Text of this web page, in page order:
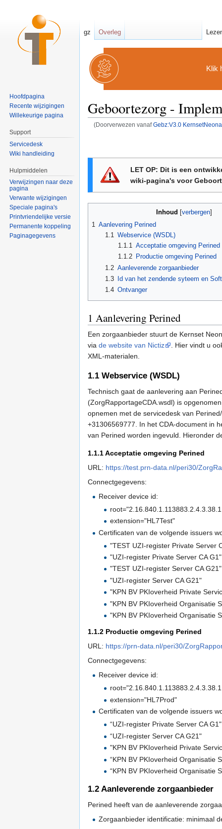
Klik
Geboortezorg -
(Doorverwezen vanafGebz:V3.0
LET OP: Dit is een
wiki-pagina's voor
Inhoud verbergen
1 Aanlevering Perined
1.1 Webservice (WSDL)
1.1.1 Acceptatie omgeving Perined
1.1.2 Productie omgeving Perined
1.2 Aanleverende zorgaanbieder
1.3
Id van het zendende syteem en
1.4 Ontvanger
1 Aanlevering Perined
Een zorgaanbieder stuurt de Kernset
via de website van Nictiz
. Hier vindt u
XML-materialen.
1.1 Webservice (WSDL)
Technisch gaat de aanlevering aan
(ZorgRapportageCDA.wsdl) is
opnemen met de servicedesk van
+31306569777. In het CDA-document in
van Perined worden ingevuld. Hieronder
1.1.1Acceptatie omgeving Perined
URL: https://test.prn-data.nl/peri30/
Connectgegevens:
Receiver device id:
extension="HL7Test"
Certificaten van de volgende issuers
"TEST UZI-register Private Server
"UZI-register Private Server CA G1"
"TEST UZI-register Server CA G21"
"UZI-register Server CA G21"
"KPN BV PKIoverheid Private
"KPN BV PKIoverheid Organisatie
"KPN BV PKIoverheid Organisatie
1.1.2 Productie omgeving Perined
URL: https://prn-data.nl/peri30/
Connectgegevens:
Receiver device id:
extension="HL7Prod"
Certificaten van de volgende issuers
“UZI-register Private Server CA G1"
“UZI-register Server CA G21"
"KPN BV PKIoverheid Private
“KPN BV PKIoverheid Organisatie
“KPN BV PKIoverheid Organisatie
1.2 Aanleverende zorgaanbieder
Perined heeft van de aanleverende
Zorgaanbieder identificatie: minimaal
gz Overleg
Hoofdpagina
Recente wijzigingen
Willekeurige pagina
Support
Servicedesk
Wiki handleiding
Hulpmiddelen
Verwijzingen naar deze
pagina
Verwante wijzigingen
Speciale pagina's
Printvriendelijke versie
Permanente koppeling
Paginagegevens